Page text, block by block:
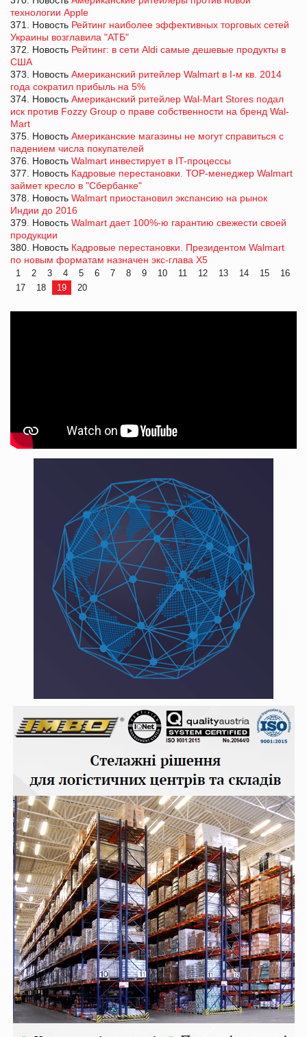
технологии Apple
371. Новость Рейтинг наиболее эффективных торговых сетей
Украины возглавила "АТБ"
372. Новость Рейтинг: в сети Aldi самые дешевые продукты в
США
373. Новость Американский ритейлер Walmart в І-м кв. 2014
года сократил прибыль на 5%
374. Новость Американский ритейлер Wal-Mart Stores подал
иск против Fozzy Group о праве собственности на бренд Wal-
Mart
375. Новость Американские магазины не могут справиться с
падением числа покупателей
376. Новость Walmart инвестирует в IT-процессы
377. Новость Кадровые перестановки. ТОР-менеджер Walmart
займет кресло в "Сбербанке"
378. Новость Walmart приостановил экспансию на рынок
Индии до 2016
379. Новость Walmart дает 100%-ю гарантию свежести своей
продукции
380. Новость Кадровые перестановки. Президентом Walmart
по новым форматам назначен экс-глава Х5
1 2 3 4 5 6 7 8 9 10 11 12 13 14 15
16
17
18 19 20